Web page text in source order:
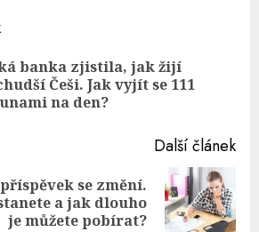
banka zjistila, jak žijí
Češi. Jak vyjít se 111
na den?
Další článek
se změní.
a jak dlouho
je můžete pobírat?